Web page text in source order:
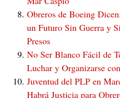
Obreros de Boeing
un Futuro Sin Guerra y
Presos
No Ser Blanco Fácil de
Luchar y Organizarse
Juventud del PLP en
Habrá Justicia para